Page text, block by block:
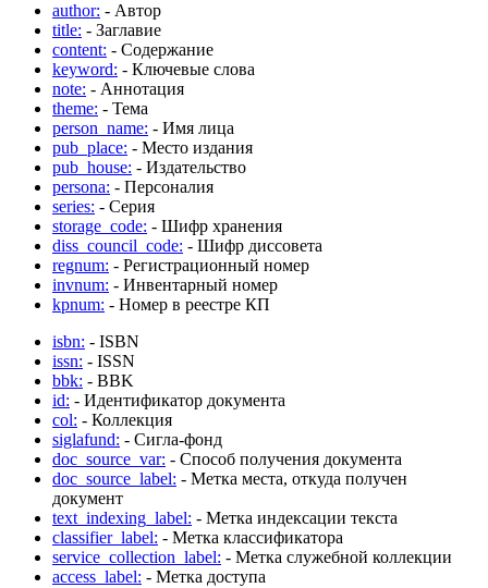
author: - Автор
title: - Заглавие
content: - Содержание
keyword: - Ключевые слова
note: - Аннотация
theme: - Тема
person_name: - Имя лица
pub_place: - Место издания
pub_house: - Издательство
persona: - Персоналия
series: - Серия
storage_code: - Шифр хранения
diss_council_code: - Шифр диссовета
regnum: - Регистрационный номер
invnum: - Инвентарный номер
kpnum: - Номер в реестре КП
isbn: - ISBN
issn: - ISSN
bbk: - BBK
id: - Идентификатор документа
col: - Коллекция
siglafund: - Сигла-фонд
doc_source_var: - Способ получения документа
doc_source_label: - Метка места, откуда получен
документ
text_indexing_label: - Метка индексации текста
classifier_label: - Метка классификатора
service_collection_label: - Метка служебной коллекции
access_label: - Метка доступа